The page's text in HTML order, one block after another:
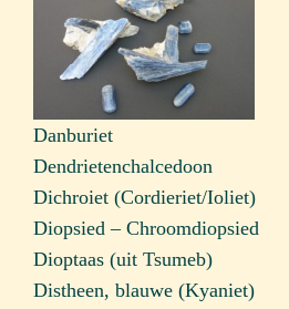
Danburiet
Dendrietenchalcedoon
Dichroiet (Cordieriet/Ioliet)
Diopsied – Chroomdiopsied
Dioptaas (uit Tsumeb)
Distheen, blauwe (Kyaniet)